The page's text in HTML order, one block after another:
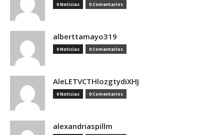
0 Noticias 0 Comentarios
alberttamayo319
0 Noticias 0 Comentarios
AleLETVCTHlozgtydiXHJ
0 Noticias 0 Comentarios
alexandriaspillm